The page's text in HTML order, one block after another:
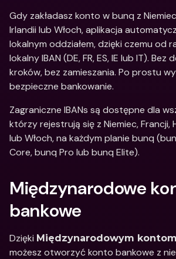
Gdy zakładasz konto w bunq z
Irlandii lub Włoch, aplikacja
lokalnym oddziałem, dzięki czemu od
lokalny IBAN (DE, FR, ES, IE lub IT).
kroków, bez zamieszania. Po prostu
bezpieczne bankowanie.
Zagraniczne IBANs są dostępne dla
którzy rejestrują się z Niemiec, Francji,
lub Włoch, na każdym planie bunq
Core, bunq Pro lub bunq Elite).
Międzynarodowe
bankowe
Dzięki Międzynarodowym
możesz otworzyć konto bankowe z